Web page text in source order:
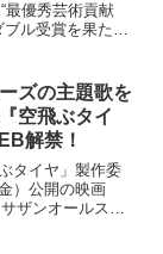
最優秀芸術貢献
ブル受賞を果たし
少女は、大草原に
ズの主題歌を
空飛ぶタイ
解禁！
タイヤ」製作委
）公開の映画
ザンオールスタ